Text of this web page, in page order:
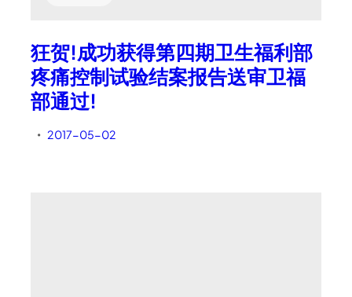
狂贺!成功获得第四期卫生福利部
疼痛控制试验结案报告送审卫福
部通过!
• 2017-05-02